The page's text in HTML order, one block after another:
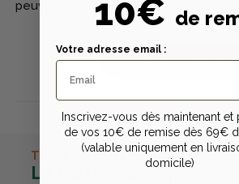
peuvent laisser un avis
Publier un avis
TERRES & EAUX
La carte avantages
10€ de
Votre adresse email :
Inscrivez-vous dès maintenant et
de vos 10€ de remise dès 69€
(valable uniquement en
domicile)